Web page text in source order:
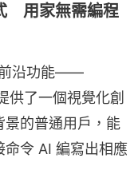
用家無需編程
前沿功能——
供了一個視覺化創
景的普通用戶，能
命令 AI 編寫出相應